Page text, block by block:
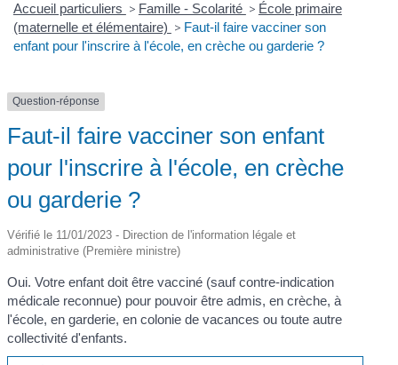
Accueil particuliers > Famille - Scolarité > École primaire
(maternelle et élémentaire) > Faut-il faire vacciner son
enfant pour l'inscrire à l'école, en crèche ou garderie ?
Question-réponse
Faut-il faire vacciner son enfant
pour l'inscrire à l'école, en crèche
ou garderie ?
Vérifié le 11/01/2023 - Direction de l'information légale et
administrative (Première ministre)
Oui. Votre enfant doit être vacciné (sauf contre-indication
médicale reconnue) pour pouvoir être admis, en crèche, à
l'école, en garderie, en colonie de vacances ou toute autre
collectivité d'enfants.